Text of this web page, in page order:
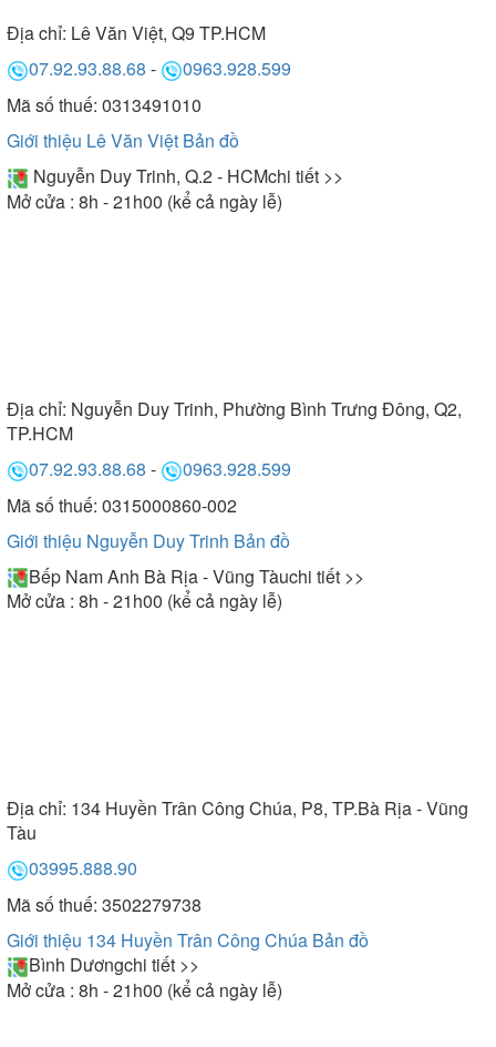
Địa chỉ: Lê Văn Việt, Q9 TP.HCM
07.92.93.88.68 -
0963.928.599
Mã số thuế: 0313491010
Giới thiệu Lê Văn Việt Bản đồ
Nguyễn Duy Trinh, Q.2 - HCMchi tiết >>
Mở cửa : 8h - 21h00 (kể cả ngày lễ)
Địa chỉ: Nguyễn Duy Trinh, Phường Bình Trưng Đông, Q2,
TP.HCM
07.92.93.88.68 -
0963.928.599
Mã số thuế: 0315000860-002
Giới thiệu Nguyễn Duy Trinh Bản đồ
Bếp Nam Anh Bà Rịa - Vũng Tàuchi tiết >>
Mở cửa : 8h - 21h00 (kể cả ngày lễ)
Địa chỉ: 134 Huyền Trân Công Chúa, P8, TP.Bà Rịa - Vũng
Tàu
03995.888.90
Mã số thuế: 3502279738
Giới thiệu 134 Huyền Trân Công Chúa Bản đồ
Bình Dươngchi tiết >>
Mở cửa : 8h - 21h00 (kể cả ngày lễ)